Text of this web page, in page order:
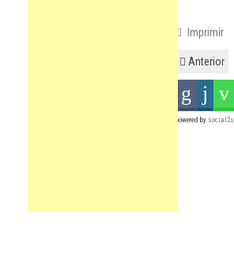
Imprimir
Anterior
powered by social2s